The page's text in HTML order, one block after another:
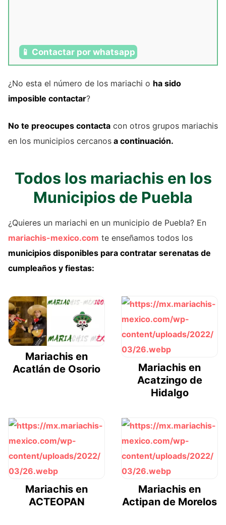
📱 Contactar por whatsapp
¿No esta el número de los mariachi o ha sido
imposible contactar?
No te preocupes contacta con otros grupos mariachis
en los municipios cercanos a continuación.
Todos los mariachis en los
Municipios de Puebla
¿Quieres un mariachi en un municipio de Puebla? En
mariachis-mexico.com te enseñamos todos los
municipios disponibles para contratar serenatas de
cumpleaños y fiestas:
Mariachis en
Acatlán de Osorio
Mariachis en
Acatzingo de
Hidalgo
Mariachis en
ACTEOPAN
Mariachis en
Actipan de Morelos